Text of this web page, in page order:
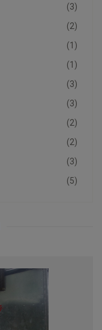
(3)
(2)
(1)
(1)
(3)
(3)
(2)
(2)
(3)
(5)